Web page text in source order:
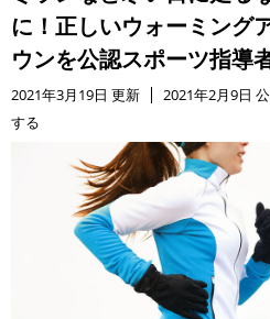
に！正しいウォーミング
ウンを公認スポーツ指導
2021年3月19日 更新
2021年2月9日
する